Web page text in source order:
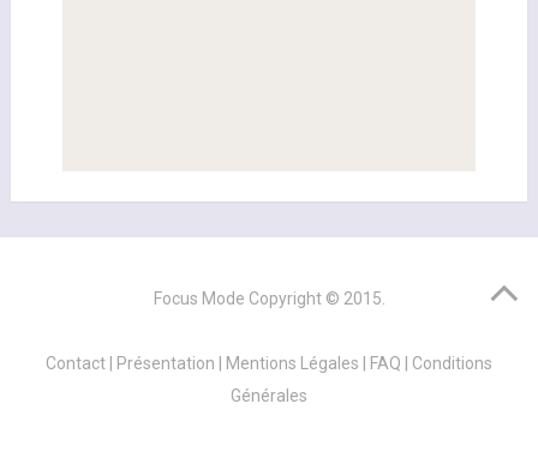
Focus Mode Copyright © 2015.
Contact | Présentation | Mentions Légales | FAQ | Conditions
Générales